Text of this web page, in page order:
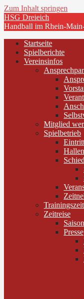
Zum Inhalt springen
HSG Dreieich
Handball im Rhein-
Startseite
Spielberichte
Vereinsinfos
Mitglied
Spielbetrieb
Hallen
Zeitreise
Presse